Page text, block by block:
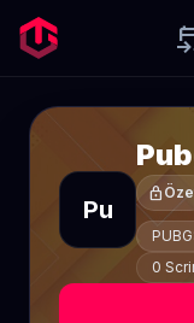
Pu
lock
0